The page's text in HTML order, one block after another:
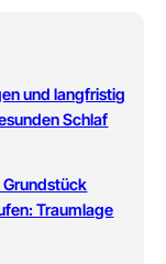
und langfristig
Schlaf
Traumlage